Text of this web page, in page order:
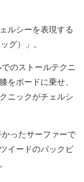
ルシーを表現する
グ）」。
のストールテクニ
をボードに乗せ、
ニックがチェルシ
ったサーファーで
イードのバックビ